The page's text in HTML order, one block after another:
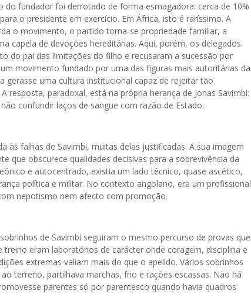
do fundador foi derrotado de forma esmagadora: cerca de 10%
o presidente em exercício. Em África, isto é raríssimo. A
o movimento, o partido torna-se propriedade familiar, a
capela de devoções hereditárias. Aqui, porém, os delegados
do pai das limitações do filho e recusaram a sucessão por
movimento fundado por uma das figuras mais autoritárias da
gerasse uma cultura institucional capaz de rejeitar tão
resposta, paradoxal, está na própria herança de Jonas Savimbi:
confundir laços de sangue com razão de Estado.
às falhas de Savimbi, muitas delas justificadas. A sua imagem
que obscurece qualidades decisivas para a sobrevivência da
e autocentrado, existia um lado técnico, quase ascético,
política e militar. No contexto angolano, era um profissional
nepotismo nem afecto com promoção.
de Savimbi seguiram o mesmo percurso de provas que
eram laboratórios de carácter onde coragem, disciplina e
extremas valiam mais do que o apelido. Vários sobrinhos
terreno, partilhava marchas, frio e rações escassas. Não há
parentes só por parentesco quando havia quadros